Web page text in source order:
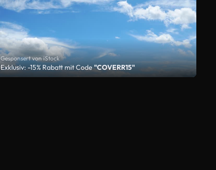
Gesponsert von iStock
Exklusiv: -15% Rabatt mit Code"COVERR15"